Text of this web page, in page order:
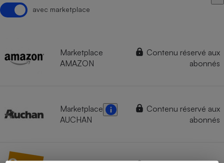
avec marketplace
Marketplace
AMAZON
Contenu réservé aux
abonnés
Marketplace
AUCHAN
Contenu réservé aux
abonnés